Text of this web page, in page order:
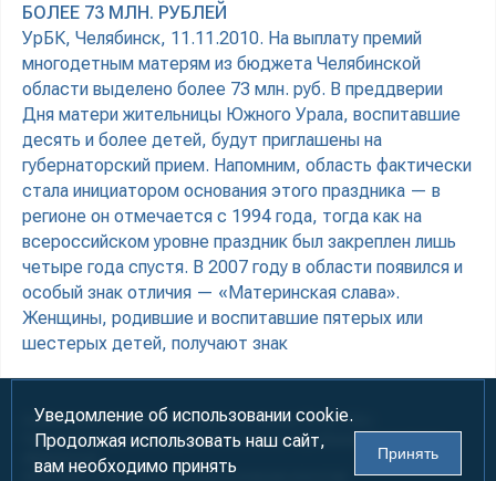
БОЛЕЕ 73 МЛН. РУБЛЕЙ
УрБК, Челябинск, 11.11.2010. На выплату премий
многодетным матерям из бюджета Челябинской
области выделено более 73 млн. руб. В преддверии
Дня матери жительницы Южного Урала, воспитавшие
десять и более детей, будут приглашены на
губернаторский прием. Напомним, область фактически
стала инициатором основания этого праздника — в
регионе он отмечается с 1994 года, тогда как на
всероссийском уровне праздник был закреплен лишь
четыре года спустя. В 2007 году в области появился и
особый знак отличия — «Материнская слава».
Женщины, родившие и воспитавшие пятерых или
шестерых детей, получают знак
Информация предназначена для лиц старше 18 лет (18+)
При использовании материалов ссылка на «УралБизнесКонсалтинг»
2000-2026 Информационно-аналитическое агентство
Уведомление об использовании cookie.
Продолжая использовать наш сайт,
вам необходимо принять
Принять